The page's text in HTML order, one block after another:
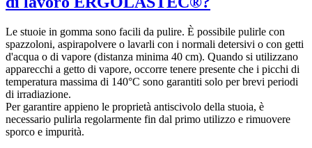
Le stuoie in gomma sono facili da pulire. È possibile pulirle con
spazzoloni, aspirapolvere o lavarli con i normali detersivi o con getti
d'acqua o di vapore (distanza minima 40 cm). Quando si utilizzano
apparecchi a getto di vapore, occorre tenere presente che i picchi di
temperatura massima di 140°C sono garantiti solo per brevi periodi
di irradiazione.
Per garantire appieno le proprietà antiscivolo della stuoia, è
necessario pulirla regolarmente fin dal primo utilizzo e rimuovere
sporco e impurità.